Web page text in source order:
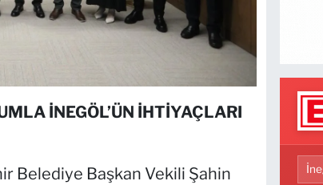
İNEGÖL’ÜN İHTİYAÇLARI
Belediye Başkan Vekili Şahin